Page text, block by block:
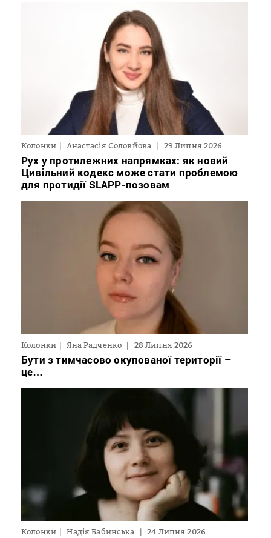
Колонки Анастасія Соловйова 29 Липня 2026
Рух у протилежних напрямках: як новий
Цивільний кодекс може стати проблемою
для протидії SLAPP-позовам
Колонки Яна Радченко 28 Липня 2026
Бути з тимчасово окупованої території –
це…
Колонки Надія Бабинська 24 Липня 2026